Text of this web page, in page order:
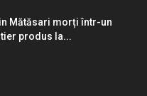
Mătăsari morți într-un
produs la...